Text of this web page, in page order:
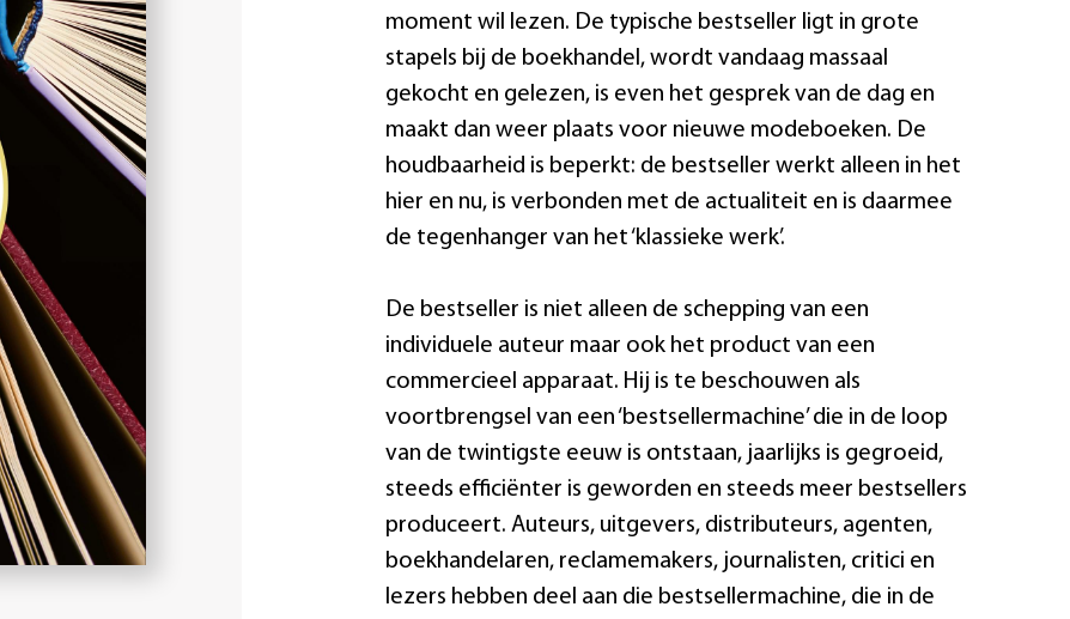
moment wil lezen. De typische bestseller ligt in grote
stapels bij de boekhandel, wordt vandaag massaal
gekocht en gelezen, is even het gesprek van de dag en
maakt dan weer plaats voor nieuwe modeboeken. De
houdbaarheid is beperkt: de bestseller werkt alleen in het
hier en nu, is verbonden met de actualiteit en is daarmee
de tegenhanger van het ‘klassieke werk’.
De bestseller is niet alleen de schepping van een
individuele auteur maar ook het product van een
commercieel apparaat. Hij is te beschouwen als
voortbrengsel van een ‘bestsellermachine’ die in de loop
van de twintigste eeuw is ontstaan, jaarlijks is gegroeid,
steeds efficiënter is geworden en steeds meer bestsellers
produceert. Auteurs, uitgevers, distributeurs, agenten,
boekhandelaren, reclamemakers, journalisten, critici en
lezers hebben deel aan die bestsellermachine, die in de